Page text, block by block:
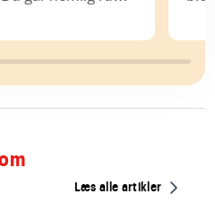
livet for andre.
Læs alle artikler